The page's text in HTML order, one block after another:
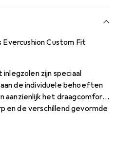
Custom Fit
zijn speciaal
de individuele behoeften
aanzienlijk het draagcomfort.
en de verschillend gevormde
de gewrichten en